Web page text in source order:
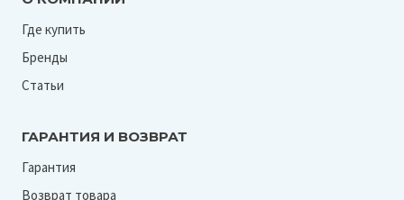
Где купить
Бренды
Статьи
ГАРАНТИЯ И ВОЗВРАТ
Гарантия
Возврат товара